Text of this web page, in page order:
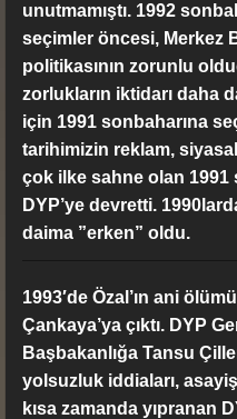
unutmamıştı. 1992
seçimler öncesi, Merkez
politikasının zorunlu
zorlukların iktidarı daha
için 1991 sonbaharına
tarihimizin reklam,
çok ilke sahne olan 1991
DYP’ye devretti.
daima ”erken” oldu.
1993′de Özal’ın ani
Çankaya’ya çıktı. DYP
Başbakanlığa Tansu
yolsuzluk iddiaları,
kısa zamanda yıpranan